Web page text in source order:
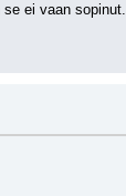
ei vaan sopinut.